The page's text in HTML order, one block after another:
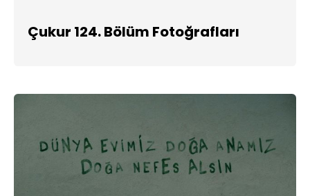
Çukur 124. Bölüm Fotoğrafları